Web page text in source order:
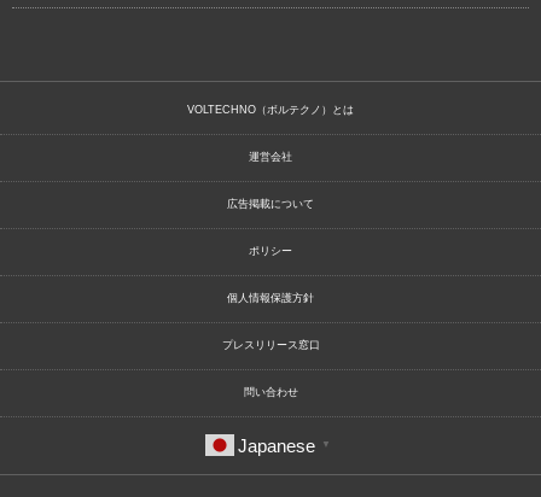
VOLTECHNO（ボルテクノ）とは
運営会社
広告掲載について
ポリシー
個人情報保護方針
プレスリリース窓口
問い合わせ
Japanese ▼